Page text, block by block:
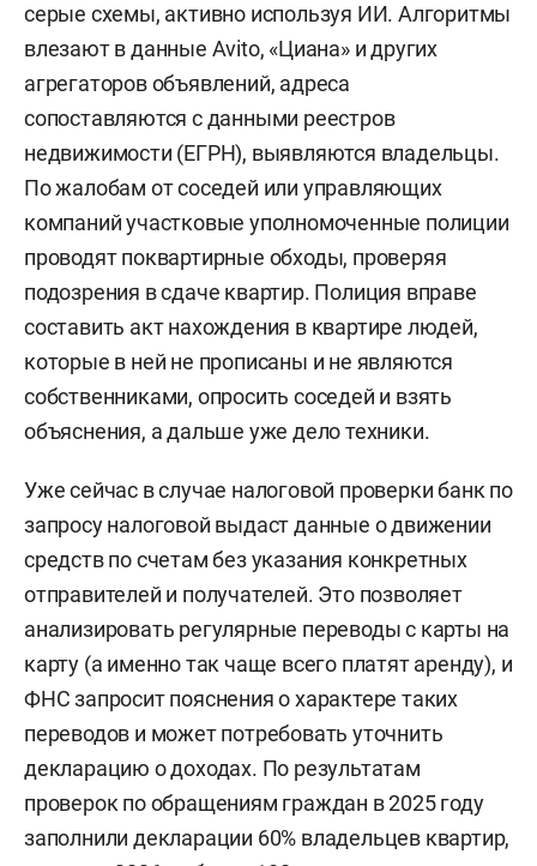
серые схемы, активно используя ИИ. Алгоритмы
влезают в данные Avito, «Циана» и других
агрегаторов объявлений, адреса
сопоставляются с данными реестров
недвижимости (ЕГРН), выявляются владельцы.
По жалобам от соседей или управляющих
компаний участковые уполномоченные полиции
проводят поквартирные обходы, проверяя
подозрения в сдаче квартир. Полиция вправе
составить акт нахождения в квартире людей,
которые в ней не прописаны и не являются
собственниками, опросить соседей и взять
объяснения, а дальше уже дело техники.
Уже сейчас в случае налоговой проверки банк по
запросу налоговой выдаст данные о движении
средств по счетам без указания конкретных
отправителей и получателей. Это позволяет
анализировать регулярные переводы с карты на
карту (а именно так чаще всего платят аренду), и
ФНС запросит пояснения о характере таких
переводов и может потребовать уточнить
декларацию о доходах. По результатам
проверок по обращениям граждан в 2025 году
заполнили декларации 60% владельцев квартир,